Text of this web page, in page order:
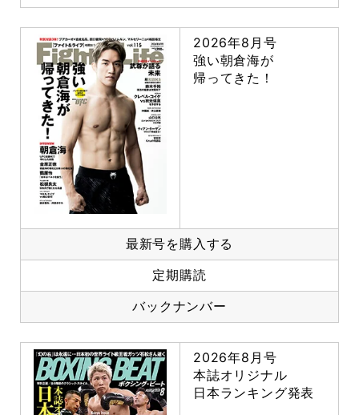
2026年8月号
強い朝倉海が
帰ってきた！
最新号を購入する
定期購読
バックナンバー
2026年8月号
本誌オリジナル
日本ランキング発表